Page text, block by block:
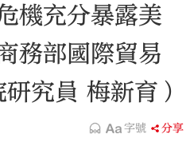
機充分暴露美
務部國際貿易
究員 梅新育）
字號 分享